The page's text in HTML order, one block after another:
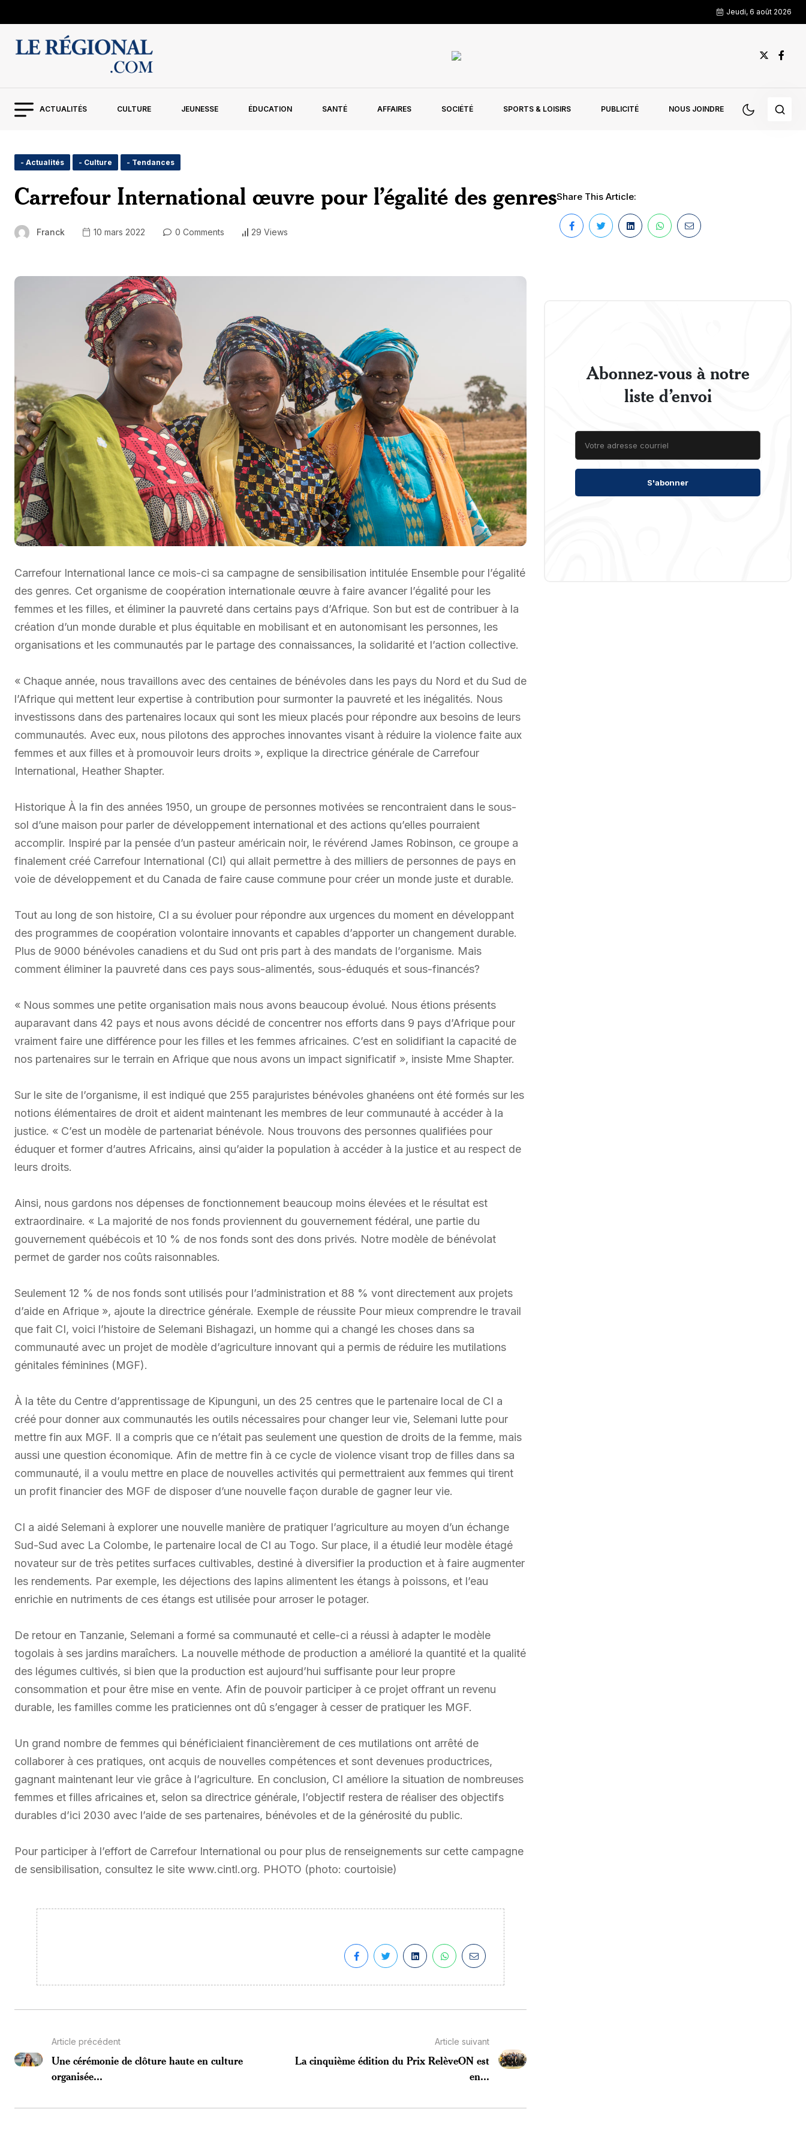
Jeudi, 6 août 2026
ACTUALITÉS CULTURE JEUNESSE ÉDUCATION SANTÉ AFFAIRES SOCIÉTÉ SPORTS & LOISIRS PUBLICITÉ NOUS JOINDRE
- Actualités - Culture - Tendances
Carrefour International œuvre pour l’égalité des genres
Franck 10 mars 2022 0 Comments 29 Views
Share This Article:
Carrefour International lance ce mois-ci sa campagne de sensibilisation intitulée Ensemble pour l’égalité
des genres. Cet organisme de coopération internationale œuvre à faire avancer l’égalité pour les
femmes et les filles, et éliminer la pauvreté dans certains pays d’Afrique. Son but est de contribuer à la
création d’un monde durable et plus équitable en mobilisant et en autonomisant les personnes, les
organisations et les communautés par le partage des connaissances, la solidarité et l’action collective.
« Chaque année, nous travaillons avec des centaines de bénévoles dans les pays du Nord et du Sud de
l’Afrique qui mettent leur expertise à contribution pour surmonter la pauvreté et les inégalités. Nous
investissons dans des partenaires locaux qui sont les mieux placés pour répondre aux besoins de leurs
communautés. Avec eux, nous pilotons des approches innovantes visant à réduire la violence faite aux
femmes et aux filles et à promouvoir leurs droits », explique la directrice générale de Carrefour
International, Heather Shapter.
Historique À la fin des années 1950, un groupe de personnes motivées se rencontraient dans le sous-
sol d’une maison pour parler de développement international et des actions qu’elles pourraient
accomplir. Inspiré par la pensée d’un pasteur américain noir, le révérend James Robinson, ce groupe a
finalement créé Carrefour International (CI) qui allait permettre à des milliers de personnes de pays en
voie de développement et du Canada de faire cause commune pour créer un monde juste et durable.
Tout au long de son histoire, CI a su évoluer pour répondre aux urgences du moment en développant
des programmes de coopération volontaire innovants et capables d’apporter un changement durable.
Plus de 9000 bénévoles canadiens et du Sud ont pris part à des mandats de l’organisme. Mais
comment éliminer la pauvreté dans ces pays sous-alimentés, sous-éduqués et sous-financés?
« Nous sommes une petite organisation mais nous avons beaucoup évolué. Nous étions présents
auparavant dans 42 pays et nous avons décidé de concentrer nos efforts dans 9 pays d’Afrique pour
vraiment faire une différence pour les filles et les femmes africaines. C’est en solidifiant la capacité de
nos partenaires sur le terrain en Afrique que nous avons un impact significatif », insiste Mme Shapter.
Sur le site de l’organisme, il est indiqué que 255 parajuristes bénévoles ghanéens ont été formés sur les
notions élémentaires de droit et aident maintenant les membres de leur communauté à accéder à la
justice. « C’est un modèle de partenariat bénévole. Nous trouvons des personnes qualifiées pour
éduquer et former d’autres Africains, ainsi qu’aider la population à accéder à la justice et au respect de
leurs droits.
Ainsi, nous gardons nos dépenses de fonctionnement beaucoup moins élevées et le résultat est
extraordinaire. « La majorité de nos fonds proviennent du gouvernement fédéral, une partie du
gouvernement québécois et 10 % de nos fonds sont des dons privés. Notre modèle de bénévolat
permet de garder nos coûts raisonnables.
Seulement 12 % de nos fonds sont utilisés pour l’administration et 88 % vont directement aux projets
d’aide en Afrique », ajoute la directrice générale. Exemple de réussite Pour mieux comprendre le travail
que fait CI, voici l’histoire de Selemani Bishagazi, un homme qui a changé les choses dans sa
communauté avec un projet de modèle d’agriculture innovant qui a permis de réduire les mutilations
génitales féminines (MGF).
À la tête du Centre d’apprentissage de Kipunguni, un des 25 centres que le partenaire local de CI a
créé pour donner aux communautés les outils nécessaires pour changer leur vie, Selemani lutte pour
mettre fin aux MGF. Il a compris que ce n’était pas seulement une question de droits de la femme, mais
aussi une question économique. Afin de mettre fin à ce cycle de violence visant trop de filles dans sa
communauté, il a voulu mettre en place de nouvelles activités qui permettraient aux femmes qui tirent
un profit financier des MGF de disposer d’une nouvelle façon durable de gagner leur vie.
CI a aidé Selemani à explorer une nouvelle manière de pratiquer l’agriculture au moyen d’un échange
Sud-Sud avec La Colombe, le partenaire local de CI au Togo. Sur place, il a étudié leur modèle étagé
novateur sur de très petites surfaces cultivables, destiné à diversifier la production et à faire augmenter
les rendements. Par exemple, les déjections des lapins alimentent les étangs à poissons, et l’eau
enrichie en nutriments de ces étangs est utilisée pour arroser le potager.
De retour en Tanzanie, Selemani a formé sa communauté et celle-ci a réussi à adapter le modèle
togolais à ses jardins maraîchers. La nouvelle méthode de production a amélioré la quantité et la qualité
des légumes cultivés, si bien que la production est aujourd’hui suffisante pour leur propre
consommation et pour être mise en vente. Afin de pouvoir participer à ce projet offrant un revenu
durable, les familles comme les praticiennes ont dû s’engager à cesser de pratiquer les MGF.
Un grand nombre de femmes qui bénéficiaient financièrement de ces mutilations ont arrêté de
collaborer à ces pratiques, ont acquis de nouvelles compétences et sont devenues productrices,
gagnant maintenant leur vie grâce à l’agriculture. En conclusion, CI améliore la situation de nombreuses
femmes et filles africaines et, selon sa directrice générale, l’objectif restera de réaliser des objectifs
durables d’ici 2030 avec l’aide de ses partenaires, bénévoles et de la générosité du public.
Pour participer à l’effort de Carrefour International ou pour plus de renseignements sur cette campagne
de sensibilisation, consultez le site www.cintl.org. PHOTO (photo: courtoisie)
Article précédent
Une cérémonie de clôture haute en culture
organisée...
Article suivant
La cinquième édition du Prix RelèveON est
en...
Abonnez-vous à notre
liste d’envoi